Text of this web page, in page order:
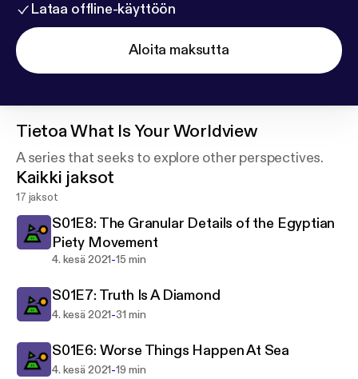
Lataa offline-käyttöön
Aloita maksutta
TietoaWhat Is Your Worldview
A series that seeks to explore other perspectives.
Kaikki jaksot
17 jaksot
S01E8: The Granular Details of the Egyptian
Piety Movement
4. kesä 2021-15 min
S01E7: Truth Is A Diamond
4. kesä 2021-31 min
S01E6: Worse Things Happen At Sea
4. kesä 2021-19 min